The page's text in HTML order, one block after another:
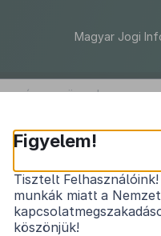
Magyar Jogi
a harmadik
általános
Figyelem!
Tisztelt
munkák miatt a
köszönjük!